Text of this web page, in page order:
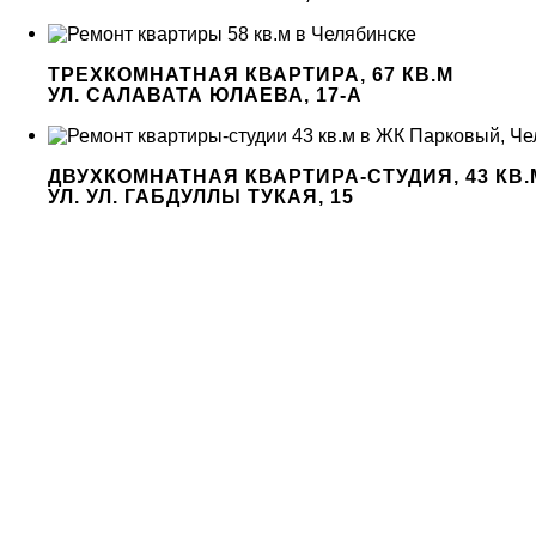
ТРЕХКОМНАТНАЯ КВАРТИРА, 67 КВ.М
УЛ. САЛАВАТА ЮЛАЕВА, 17-А
ДВУХКОМНАТНАЯ КВАРТИРА-СТУДИЯ, 43
УЛ. УЛ. ГАБДУЛЛЫ ТУКАЯ, 15